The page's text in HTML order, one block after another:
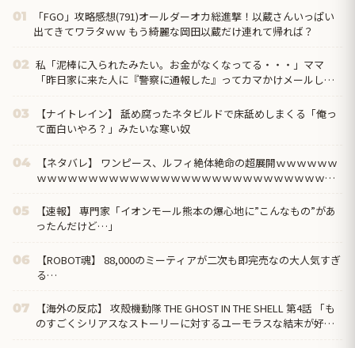
01
「FGO」攻略感想(791)オールダーオカ総進撃！以蔵さんいっぱい
出てきてワラタｗｗ もう綺麗な岡田以蔵だけ連れて帰れば？
02 私「泥棒に入られたみたい。お金がなくなってる・・・」ママ
「昨日家に来た人に『警察に通報した』ってカマかけメールして
03
【ナイトレイン】 舐め腐ったネタビルドで床舐めしまくる「俺っ
て面白いやろ？」みたいな寒い奴
04
【ネタバレ】 ワンピース、ルフィ絶体絶命の超展開ｗｗｗｗｗｗ
ｗｗｗｗｗｗｗｗｗｗｗｗｗｗｗｗｗｗｗｗｗｗｗｗｗｗｗｗｗ
05
【速報】 専門家「イオンモール熊本の爆心地に”こんなもの”があ
ったんだけど…」
06
【ROBOT魂】 88,000のミーティアが二次も即完売なの大人気すぎ
る…
07
【海外の反応】 攻殻機動隊 THE GHOST IN THE SHELL 第4話 「も
のすごくシリアスなストーリーに対するユーモラスな結末が好